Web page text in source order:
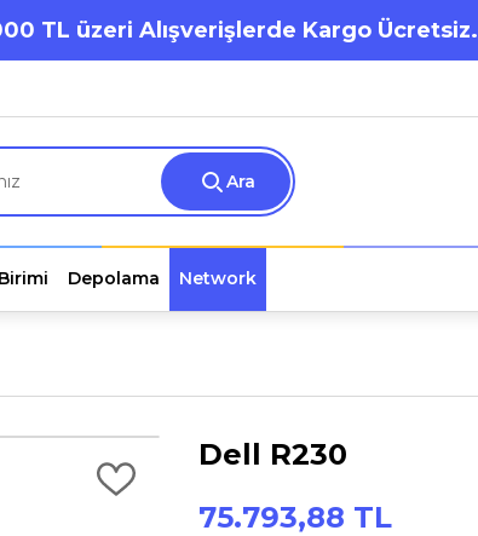
TL üzeri Alışverişlerde Kargo Ücretsiz.
Ara
Depolama Network
Dell R230
75.793,88 TL